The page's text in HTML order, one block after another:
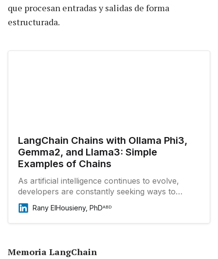
que procesan entradas y salidas de forma
estructurada.
LangChain Chains with Ollama Phi3,
Gemma2, and Llama3: Simple
Examples of Chains
As artificial intelligence continues to evolve,
developers are constantly seeking ways to
streamline and enhance their AI development
workflows. LangChain, a versatile framework for
working with language models, provides
Rany ElHousieny, PhDᴬᴮᴰ
Memoria LangChain